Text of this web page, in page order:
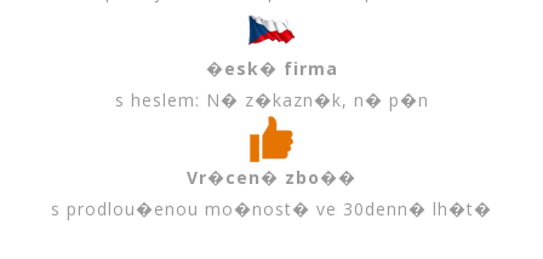
�esk� firma
s heslem: N� z�kazn�k, n� p�n
Vr�cen� zbo��
s prodlou�enou mo�nost� ve 30denn� lh�t�